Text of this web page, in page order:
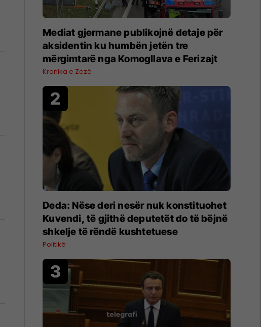
Mediat gjermane publikojnë detaje për
aksidentin ku humbën jetën tre
mërgimtarë nga Komogllava e Ferizajt
Kronika e Zezë
Deda: Nëse deri nesër nuk konstituohet
Kuvendi, të gjithë deputetët do të bëjnë
shkelje të rëndë kushtetuese
Politikë